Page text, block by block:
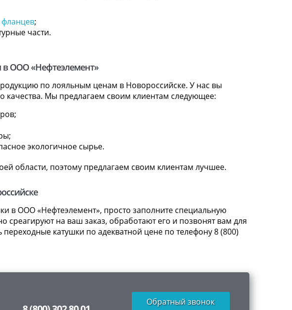
фланцев;
части.
в ООО «Нефтеэлемент»
по лояльным ценам в Новороссийске. У нас вы
качества. Мы предлагаем своим клиентам следующее:
экологичное сырье.
области, поэтому предлагаем своим клиентам лучшее.
в ООО «Нефтеэлемент», просто заполните специальную
среагируют на ваш заказ, обработают его и позвонят вам для
катушки по адекватной цене по телефону 8 (800)
Обратный звонок